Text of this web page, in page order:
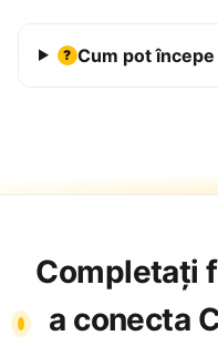
? Cum pot
Completați
a conecta